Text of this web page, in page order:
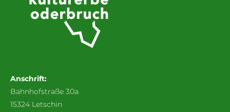
Anschrift:
Bahnhofstraße 30a
15324 Letschin